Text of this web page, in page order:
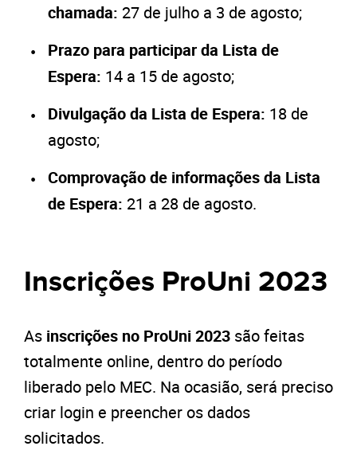
chamada: 27 de julho a 3 de agosto;
Prazo para participar da Lista de
Espera: 14 a 15 de agosto;
Divulgação da Lista de Espera: 18 de
agosto;
Comprovação de informações da Lista
de Espera: 21 a 28 de agosto.
Inscrições ProUni 2023
As inscrições no ProUni 2023 são feitas
totalmente online, dentro do período
liberado pelo MEC. Na ocasião, será preciso
criar login e preencher os dados
solicitados.